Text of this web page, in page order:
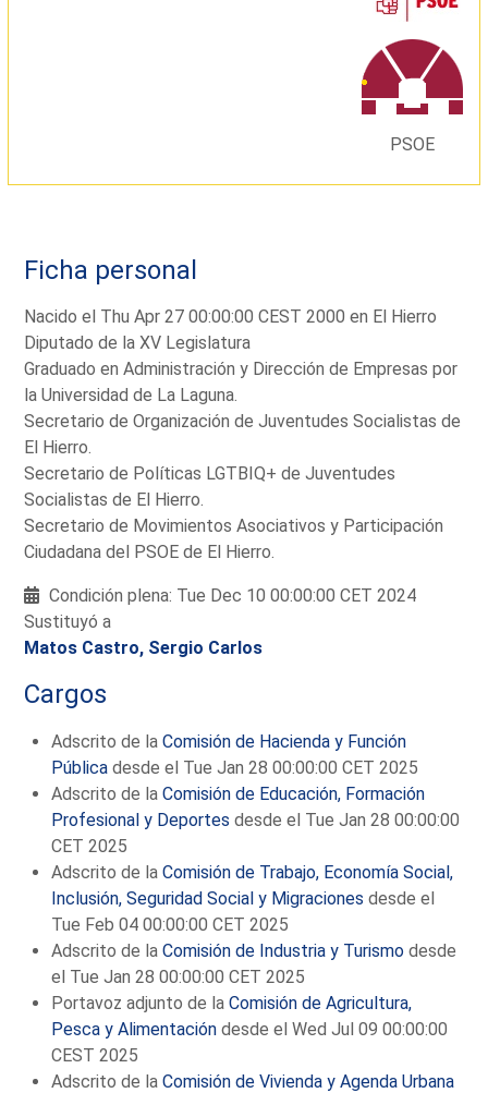
PSOE
Ficha personal
Nacido el Thu Apr 27 00:00:00 CEST 2000 en El Hierro
Diputado de la XV Legislatura
Graduado en Administración y Dirección de Empresas por
la Universidad de La Laguna.
Secretario de Organización de Juventudes Socialistas de
El Hierro.
Secretario de Políticas LGTBIQ+ de Juventudes
Socialistas de El Hierro.
Secretario de Movimientos Asociativos y Participación
Ciudadana del PSOE de El Hierro.
Condición plena: Tue Dec 10 00:00:00 CET 2024
Sustituyó a
Matos Castro, Sergio Carlos
Cargos
Adscrito de laComisión de Hacienda y Función
Pública desde el Tue Jan 28 00:00:00 CET 2025
Adscrito de laComisión de Educación, Formación
Profesional y Deportes desde el Tue Jan 28 00:00:00
CET 2025
Adscrito de laComisión de Trabajo, Economía Social,
Inclusión, Seguridad Social y Migraciones desde el
Tue Feb 04 00:00:00 CET 2025
Adscrito de laComisión de Industria y Turismo desde
el Tue Jan 28 00:00:00 CET 2025
Portavoz adjunto de laComisión de Agricultura,
Pesca y Alimentación desde el Wed Jul 09 00:00:00
CEST 2025
Adscrito de laComisión de Vivienda y Agenda Urbana